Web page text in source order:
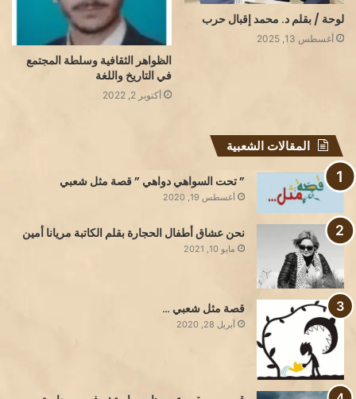
لوحة / بقلم د. محمد إقبال حرب
أغسطس 13, 2025
الظواهر الثقافية وسلطة المجتمع
في التاريخ واللغة
أكتوبر 2, 2022
المقالات الشعبية
” تحت السواهي دواهي ” قصة مثل شعبي
أغسطس 19, 2020
نحن عشاق أطفال الحجارة بقلم الكاتبة مريانا أمين
مايو 10, 2021
قصة مثل شعبي …
أبريل 28, 2020